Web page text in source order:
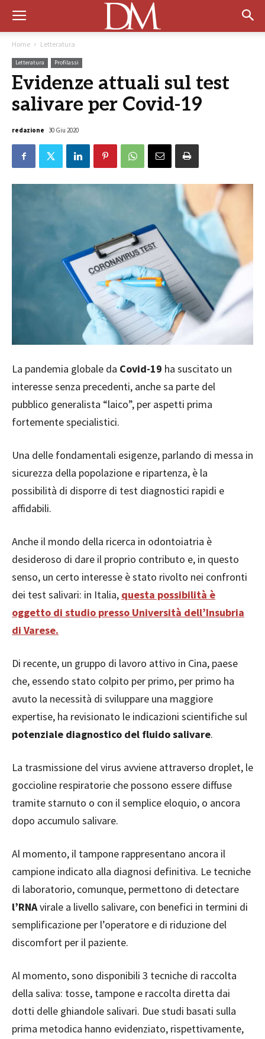
Home Letteratura
Letteratura Profilassi
Evidenze attuali sul test
salivare per Covid-19
redazione 30 Giu 2020
La pandemia globale da Covid-19 ha suscitato un
interesse senza precedenti, anche sa parte del
pubblico generalista “laico”, per aspetti prima
fortemente specialistici.
Una delle fondamentali esigenze, parlando di messa in
sicurezza della popolazione e ripartenza, è la
possibilità di disporre di test diagnostici rapidi e
affidabili.
Anche il mondo della ricerca in odontoiatria è
desideroso di dare il proprio contributo e, in questo
senso, un certo interesse è stato rivolto nei confronti
dei test salivari: in Italia, questa possibilità è
oggetto di studio presso Università dell’Insubria
di Varese.
Di recente, un gruppo di lavoro attivo in Cina, paese
che, essendo stato colpito per primo, per primo ha
avuto la necessità di sviluppare una maggiore
expertise, ha revisionato le indicazioni scientifiche sul
potenziale diagnostico del fluido salivare.
La trasmissione del virus avviene attraverso droplet, le
goccioline respiratorie che possono essere diffuse
tramite starnuto o con il semplice eloquio, o ancora
dopo accumulo salivare.
Al momento, il tampone rappresentano ancora il
campione indicato alla diagnosi definitiva. Le tecniche
di laboratorio, comunque, permettono di detectare
l’RNAvirale a livello salivare, con benefici in termini di
semplificazione per l’operatore e di riduzione del
discomfort per il paziente.
Al momento, sono disponibili 3 tecniche di raccolta
della saliva: tosse, tampone e raccolta diretta dai
dotti delle ghiandole salivari. Due studi basati sulla
prima metodica hanno evidenziato, rispettivamente,